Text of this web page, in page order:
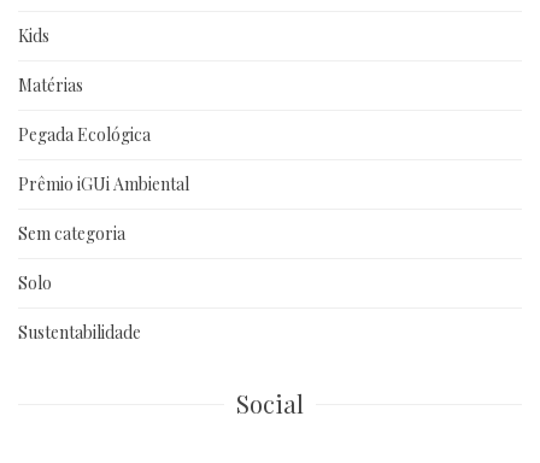
Kids
Matérias
Pegada Ecológica
Prêmio iGUi Ambiental
Sem categoria
Solo
Sustentabilidade
Social